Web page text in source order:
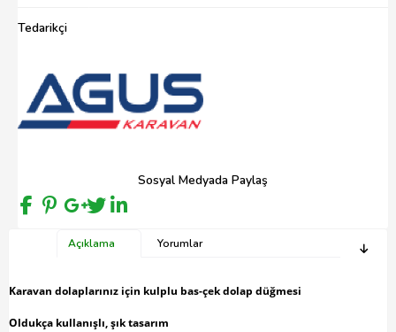
Tedarikçi
Sosyal Medyada Paylaş
Açıklama Yorumlar
Karavan dolaplarınız için kulplu bas-çek dolap düğmesi
Oldukça kullanışlı, şık tasarım